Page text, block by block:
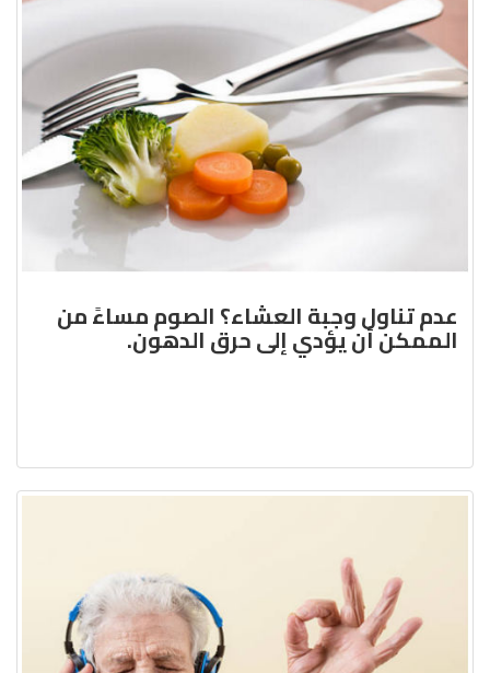
عدم تناول وجبة العشاء؟ الصوم مساءً من
الممكن أن يؤدي إلى حرق الدهون.